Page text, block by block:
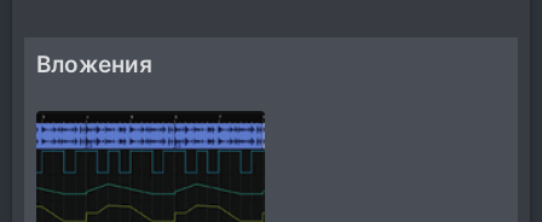
Вложения